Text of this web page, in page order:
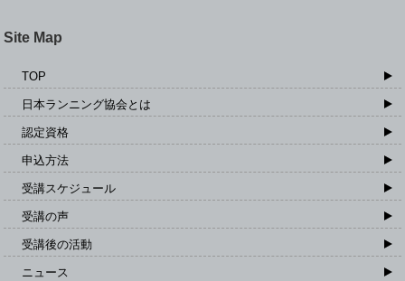
Site Map
TOP
日本ランニング協会とは
認定資格
申込方法
受講スケジュール
受講の声
受講後の活動
ニュース